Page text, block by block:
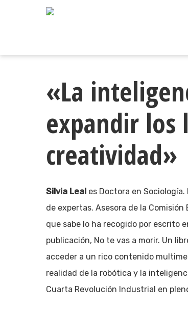
content
«La
expandir los
creatividad»
Silvia Leal es Doctora en
de expertas. Asesora de la
que sabe lo ha recogido por escrito
publicación, No te vas a morir. Un
acceder a un rico contenido
realidad de la robótica y la
Cuarta Revolución Industrial en